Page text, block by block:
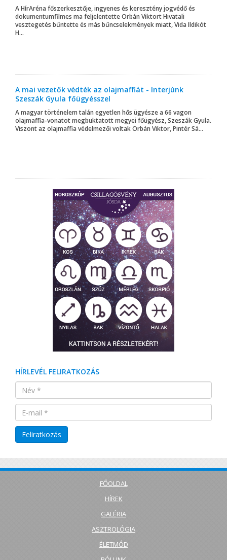
A HírAréna főszerkesztője, ingyenes és keresztény jogvédő és
dokumentumfilmes ma feljelentette Orbán Viktort Hivatali
vesztegetés bűntette és más bűncselekmények miatt, Vida Ildikót
H...
A mai vezetők védték az olajmaffiát - Interjúnk
Szeszák Gyula főügyésszel
A magyar történelem talán egyetlen hős ügyésze a 66 vagon
olajmaffia-vonatot megbuktatott megyei főügyész, Szeszák Gyula.
Viszont az olajmaffia védelmezői voltak Orbán Viktor, Pintér Sá...
HÍRLEVÉL FELIRATKOZÁS
FŐOLDAL
HÍREK
GALÉRIA
ASZTROLÓGIA
ÉLETMÓD